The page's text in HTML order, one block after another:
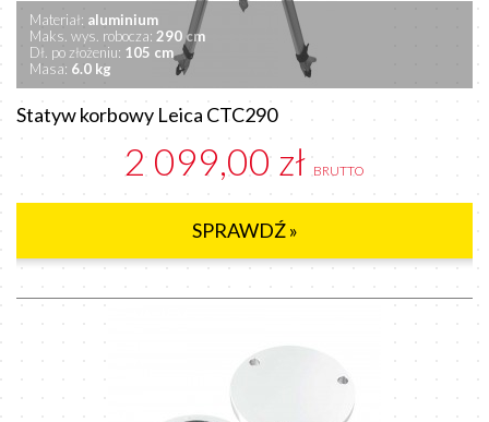
Materiał: aluminium
Maks. wys. robocza: 290 cm
Dł. po złożeniu: 105 cm
Masa: 6.0 kg
Statyw korbowy Leica CTC290
2 099,00 zł BRUTTO
SPRAWDŹ »